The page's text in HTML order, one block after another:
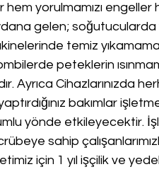
hem yorulmamızı
gelen;
temiz
peteklerin
Ayrıca Cihazlarınızda
bakımlar
yönde etkileyecektir.
sahip
için 1 yıl işçilik ve